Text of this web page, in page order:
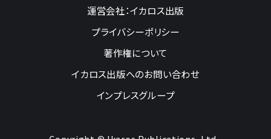
運営会社：イカロス出版
プライバシーポリシー
著作権について
イカロス出版へのお問い合わせ
インプレスグループ